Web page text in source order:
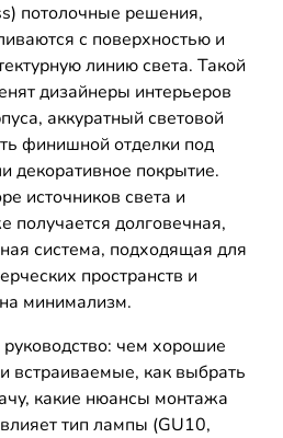
потолочные решения,
с поверхностью и
линию света. Такой
дизайнеры интерьеров
аккуратный световой
финишной отделки под
декоративное покрытие.
источников света и
получается долговечная,
система, подходящая для
пространств и
минимализм.
чем хорошие
встраиваемые, как выбрать
какие нюансы монтажа
тип лампы (GU10,